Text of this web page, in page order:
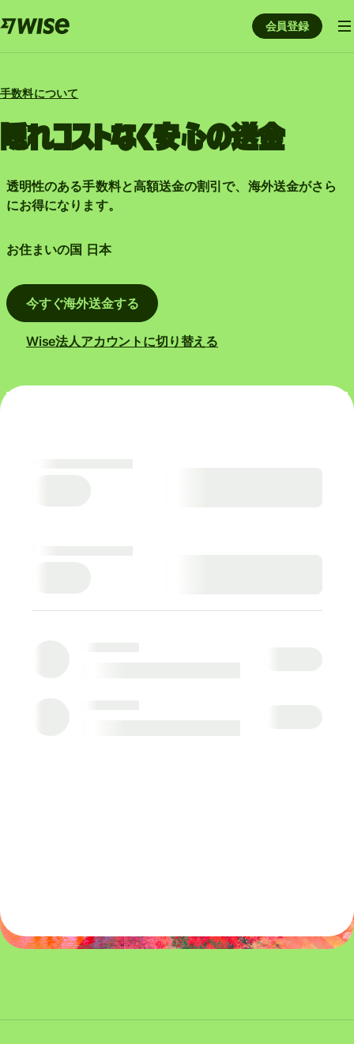
会員登録
手数料について
隠れコストなく安心の送金
透明性のある手数料と高額送金の割引で、海外送金がさら
にお得になります。
お住まいの国 日本
今すぐ海外送金する
Wise法人アカウントに切り替える